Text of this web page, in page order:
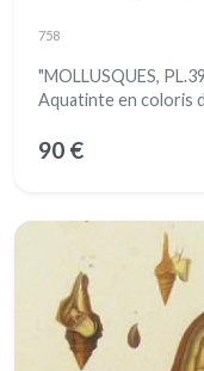
758
"MOLLUSQUES,
Aquatinte en coloris
90 €